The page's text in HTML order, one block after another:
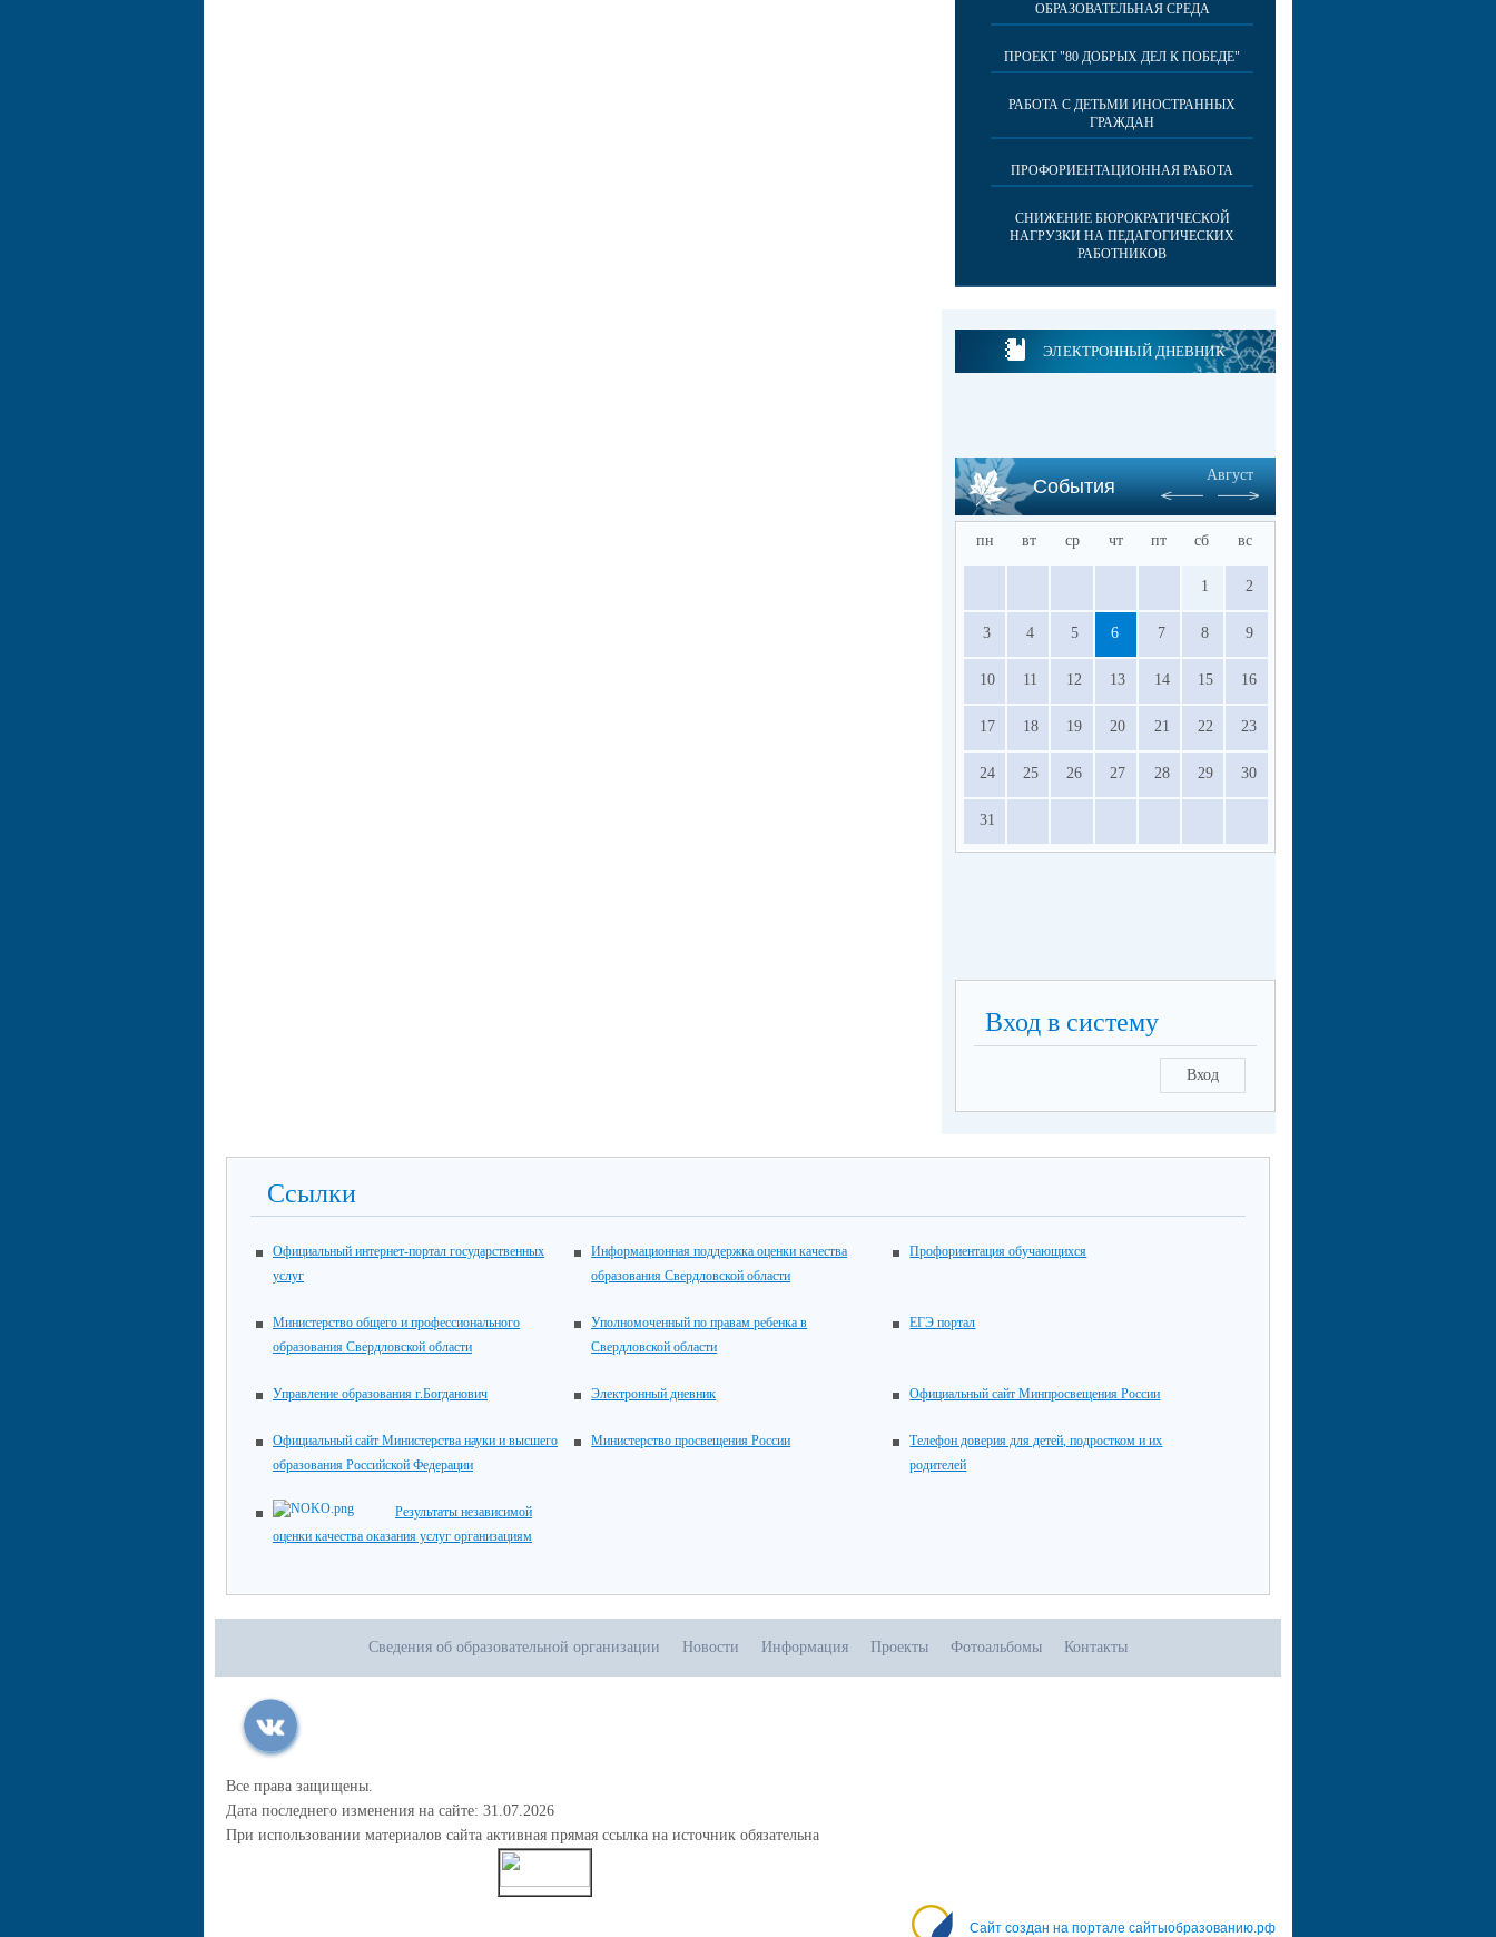
ОБРАЗОВАТЕЛЬНАЯ СРЕДА
ПРОЕКТ "80 ДОБРЫХ ДЕЛ К ПОБЕДЕ"
РАБОТА С ДЕТЬМИ ИНОСТРАННЫХ
ГРАЖДАН
ПРОФОРИЕНТАЦИОННАЯ РАБОТА
СНИЖЕНИЕ БЮРОКРАТИЧЕСКОЙ
НАГРУЗКИ НА ПЕДАГОГИЧЕСКИХ
РАБОТНИКОВ
ЭЛЕКТРОННЫЙ ДНЕВНИК
События
Август
пн вт ср чт пт сб вс
1 2
3 4 5 6 7 8 9
10 11 12 13 14 15 16
17 18 19 20 21 22 23
24 25 26 27 28 29 30
31
Вход в систему
Вход
Ссылки
Официальный интернет-портал государственных
услуг
Информационная поддержка оценки качества
образования Свердловской области
Профориентация обучающихся
Министерство общего и профессионального
образования Свердловской области
Уполномоченный по правам ребенка в
Свердловской области
ЕГЭ портал
Управление образования г.Богданович Электронный дневник Официальный сайт Минпросвещения России
Официальный сайт Министерства науки и высшего
образования Российской Федерации
Министерство просвещения России
Телефон доверия для детей, подростком и их
родителей
Результаты независимой
оценки качества оказания услуг организациям
Сведения об образовательной организации Новости Информация Проекты Фотоальбомы Контакты
Все права защищены.
Дата последнего изменения на сайте: 31.07.2026
При использовании материалов сайта активная прямая ссылка на источник обязательна
Сайт создан на портале сайтыобразованию.рф